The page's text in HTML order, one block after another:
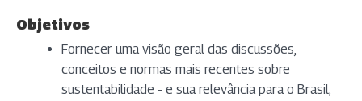
Objetivos
Fornecer uma visão geral das discussões,
conceitos e normas mais recentes sobre
sustentabilidade - e sua relevância para o Brasil;